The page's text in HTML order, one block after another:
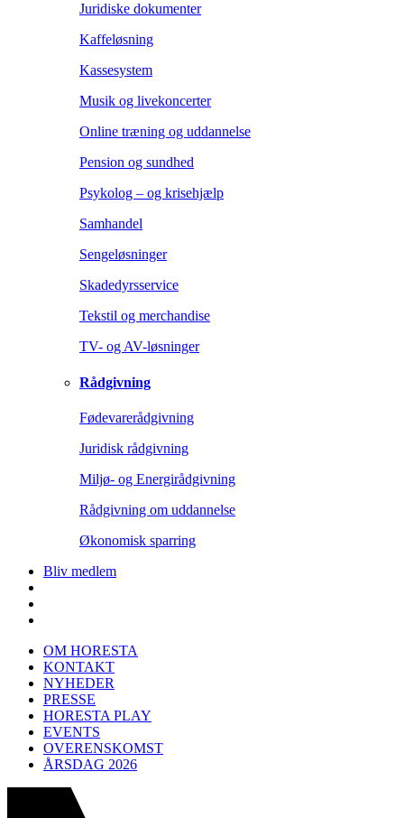
Juridiske dokumenter
Kaffeløsning
Kassesystem
Musik og livekoncerter
Online træning og uddannelse
Pension og sundhed
Psykolog – og krisehjælp
Samhandel
Sengeløsninger
Skadedyrsservice
Tekstil og merchandise
TV- og AV-løsninger
Rådgivning
Fødevarerådgivning
Juridisk rådgivning
Miljø- og Energirådgivning
Rådgivning om uddannelse
Økonomisk sparring
Bliv medlem
OM HORESTA
KONTAKT
NYHEDER
PRESSE
HORESTA PLAY
EVENTS
OVERENSKOMST
ÅRSDAG 2026